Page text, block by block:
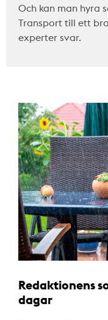
Och kan man hyra
Transport till ett
experter svar.
Redaktionens
dagar